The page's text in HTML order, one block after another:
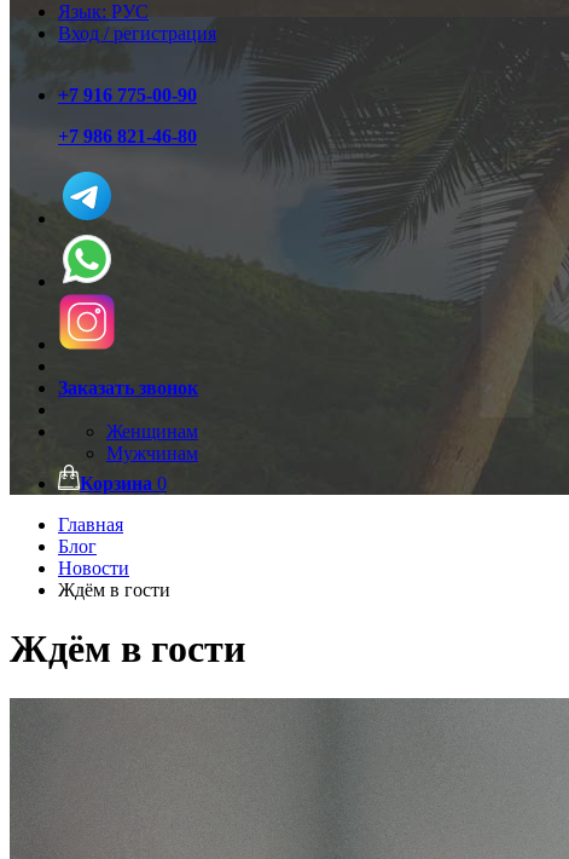
Язык: РУС
Вход / регистрация
+7 916 775-00-90
+7 986 821-46-80
Заказать звонок
Женщинам
Мужчинам
Корзина 0
Главная
Блог
Новости
Ждём в гости
Ждём в гости